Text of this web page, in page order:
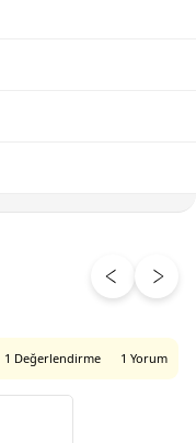
1 Değerlendirme 1 Yorum